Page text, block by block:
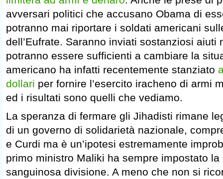
avversari politici che accusano Obama di
potranno mai riportare i soldati americani
dell’Eufrate. Saranno inviati sostanziosi aiuti
potranno essere sufficienti a cambiare la
americano ha infatti recentemente stanziato
dollari per fornire l’esercito iracheno di armi
ed i risultati sono quelli che vediamo.
La speranza di fermare gli Jihadisti rimane
di un governo di solidarietà nazionale,
e Curdi ma è un’ipotesi estremamente
primo ministro Maliki ha sempre impostato
sanguinosa divisione. A meno che non si